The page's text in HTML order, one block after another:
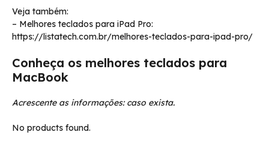
Veja também:
– Melhores teclados para iPad Pro:
https://listatech.com.br/melhores-teclados-para-ipad-pro/
Conheça os melhores teclados para
MacBook
Acrescente as informações: caso exista.
No products found.